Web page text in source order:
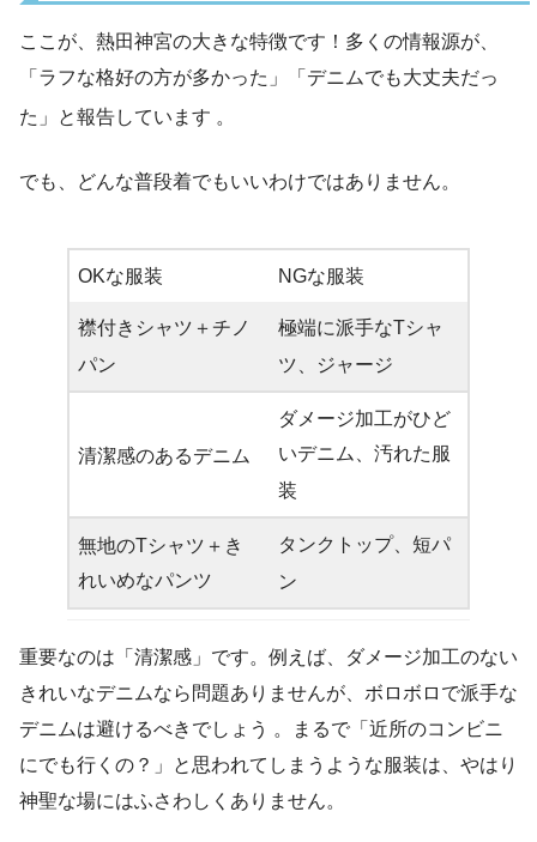
ここが、熱田神宮の大きな特徴です！多くの情報源が、
「ラフな格好の方が多かった」「デニムでも大丈夫だっ
た」と報告しています 。
でも、どんな普段着でもいいわけではありません。
OKな服装 NGな服装
襟付きシャツ＋チノ
パン
極端に派手なTシャ
ツ、ジャージ
清潔感のあるデニム
ダメージ加工がひど
いデニム、汚れた服
装
無地のTシャツ＋き
れいめなパンツ
タンクトップ、短パ
ン
重要なのは「清潔感」です。例えば、ダメージ加工のない
きれいなデニムなら問題ありませんが、ボロボロで派手な
デニムは避けるべきでしょう 。まるで「近所のコンビニ
にでも行くの？」と思われてしまうような服装は、やはり
神聖な場にはふさわしくありません。